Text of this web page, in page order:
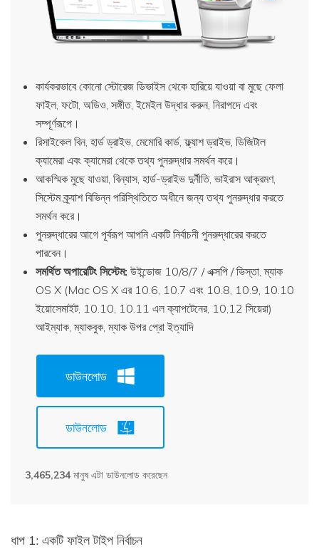
কার্যকরভাবে কোনো স্টোরেজ ডিভাইস থেকে হারিয়ে যাওয়া বা মুছে ফেলা
ফাইল, ফটো, অডিও, সঙ্গীত, ইমেইল উদ্ধার করুন, নিরাপদে এবং
সম্পূর্ণরূপে।
রিসাইকেল বিন, হার্ড ড্রাইভ, মেমোরি কার্ড, ফ্ল্যাশ ড্রাইভ, ডিজিটাল
ক্যামেরা এবং ক্যামেরা থেকে তথ্য পুনরুদ্ধার সমর্থন করে।
আকস্মিক মুছে যাওয়া, বিন্যাস, হার্ড-ড্রাইভ দুর্নীতি, ভাইরাস আক্রমণ,
সিস্টেম ক্র্যাশ বিভিন্ন পরিস্থিতিতে অধীনে জন্য তথ্য পুনরুদ্ধার করতে
সমর্থন করে।
পুনরুদ্ধারের আগে পূর্বরূপ আপনি একটি নির্বাচনী পুনরুদ্ধারের করতে
পারবেন।
সমর্থিত অপারেটিং সিস্টেম: উইন্ডোজ 10/8/7 / এক্সপি / ভিস্তা, ম্যাক
OS X (Mac OS X এর 10.6, 10.7 এবং 10.8, 10.9, 10.10
ইয়োসেমাইট, 10.10, 10.11 এল ক্যাপটেনের, 10,12 সিয়েরা)
আইম্যাক, ম্যাকবুক, ম্যাক উপর প্রো ইত্যাদি
ডাউনলোড
ডাউনলোড
3,465,234 মানুষ এটা ডাউনলোড করেছেন
ধাপ 1: একটি ফাইল টাইপ নির্বাচন